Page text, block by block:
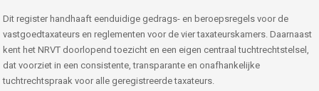
Dit register handhaaft eenduidige gedrags- en beroepsregels voor de
vastgoedtaxateurs en reglementen voor de vier taxateurskamers. Daarnaast
kent het NRVT doorlopend toezicht en een eigen centraal tuchtrechtstelsel,
dat voorziet in een consistente, transparante en onafhankelijke
tuchtrechtspraak voor alle geregistreerde taxateurs.